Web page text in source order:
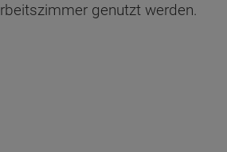
genutzt werden.